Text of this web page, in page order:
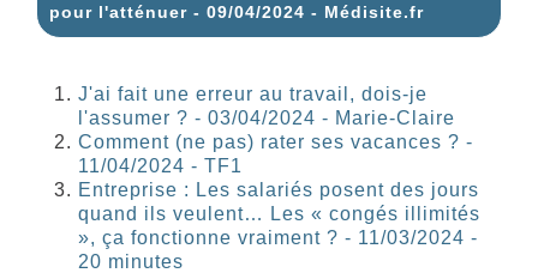
pour l'atténuer - 09/04/2024 - Médisite.fr
J'ai fait une erreur au travail, dois-je
l'assumer ? - 03/04/2024 - Marie-Claire
Comment (ne pas) rater ses vacances ? -
11/04/2024 - TF1
Entreprise : Les salariés posent des jours
quand ils veulent… Les « congés illimités
», ça fonctionne vraiment ? - 11/03/2024 -
20 minutes